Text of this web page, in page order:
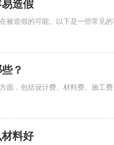
造假
被造假的可能。以下是一些常见
？
面，包括设计费、材料费、施工
料好